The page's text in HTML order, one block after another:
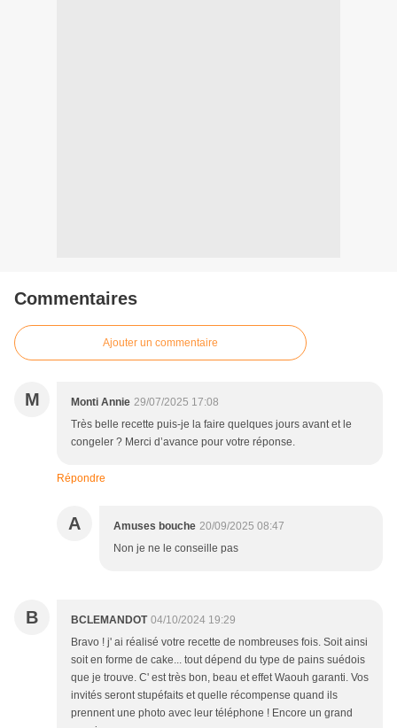
Commentaires
Ajouter un commentaire
M Monti Annie 29/07/2025 17:08
Très belle recette puis-je la faire quelques jours avant et le
congeler ? Merci d’avance pour votre réponse.
Répondre
A Amuses bouche 20/09/2025 08:47
Non je ne le conseille pas
B BCLEMANDOT 04/10/2024 19:29
Bravo ! j' ai réalisé votre recette de nombreuses fois. Soit ainsi
soit en forme de cake... tout dépend du type de pains suédois
que je trouve. C' est très bon, beau et effet Waouh garanti. Vos
invités seront stupéfaits et quelle récompense quand ils
prennent une photo avec leur téléphone ! Encore un grand